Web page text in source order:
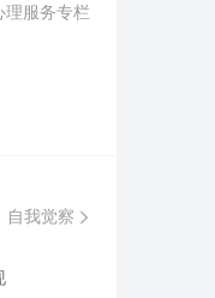
理服务专栏
自我觉察